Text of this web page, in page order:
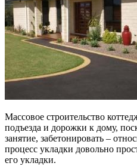
Массовое строительство
подъезда и дорожки к дому,
занятие, забетонировать –
процесс укладки довольно
его укладки.